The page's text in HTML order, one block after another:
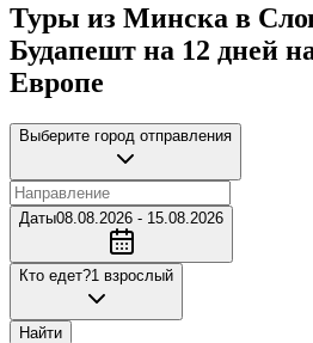
Туры из Минска в
Будапешт на 12 дней
Европе
Выберите город отправления
Даты08.08.2026 - 15.08.2026
Кто едет?1 взрослый
Найти